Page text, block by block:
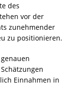
des
vor der
zunehmender
zu positionieren.
Einnahmen in